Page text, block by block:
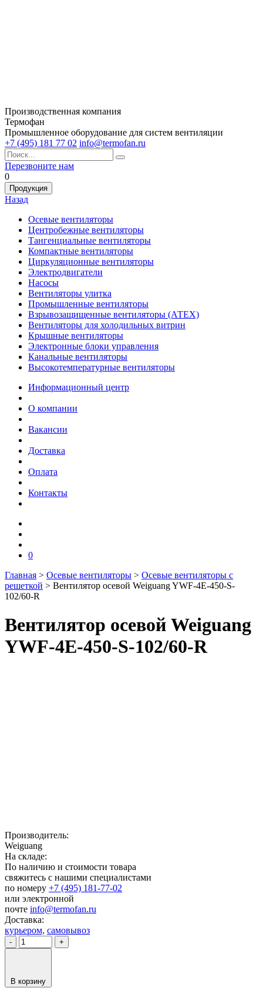
Производственная компания
Термофан
Промышленное оборудование для систем вентиляции
+7 (495) 181 77 02 info@termofan.ru
Перезвоните нам
0
Продукция
Назад
Осевые вентиляторы
Центробежные вентиляторы
Тангенциальные вентиляторы
Компактные вентиляторы
Циркуляционные вентиляторы
Электродвигатели
Насосы
Вентиляторы улитка
Промышленные вентиляторы
Взрывозащищенные вентиляторы (АТЕХ)
Вентиляторы для холодильных витрин
Крышные вентиляторы
Электронные блоки управления
Канальные вентиляторы
Высокотемпературные вентиляторы
Информационный центр
О компании
Вакансии
Доставка
Оплата
Контакты
0
Главная > Осевые вентиляторы > Осевые вентиляторы с
решеткой > Вентилятор осевой Weiguang YWF-4E-450-S-
102/60-R
Вентилятор осевой Weiguang
YWF-4E-450-S-102/60-R
Производитель:
Weiguang
На складе:
По наличию и стоимости товара
свяжитесь с нашими специалистами
по номеру +7 (495) 181-77-02
или электронной
почте info@termofan.ru
Доставка:
курьером, самовывоз
- +
В корзину